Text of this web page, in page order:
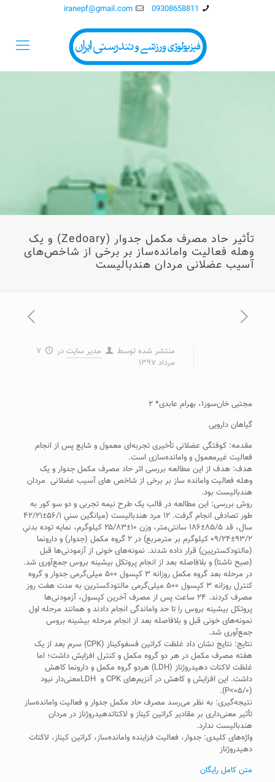
09308658811
iranepf@gmail.com
تأثیر حاد مصرف مکمل جدوار (Zedoary) و یک
وهله فعالیت وامانده‌ساز بر برخی از شاخص‌های
آسیب عضلانی مردان هندبالیست
منتشر شده توسط مدیر سایت در
۷
مرداد ۱۳۹۷
مجتبی خان‌سوز۱، بهرام عابدی* ۲
گیاهان دارویی
مقدمه: کوفتگی عضلانی تأخیری تجربه‌ای معمول و شایع پس از انجام
فعالیت غیرمعمول و وامانده‌سازی است.
هدف: هدف از این مطالعه بررسی اثر حاد مصرف مکمل جدوار و یک
وهله فعالیت وامانده ساز بر برخی از شاخص های آسیب عضلانی مردان
هندبالیست بود.
روش بررسی: این مطالعه در قالب یک طرح نیمه تجربی و دو سو کور به
طور تصادفی انجام گرفت. ۱۲ مرد هندبالیست (میانگین سنیِ ۵۶/۱±۴۲/۲۱
سال، قد ۸۵/۵±۱۸۶ سانتی‌متر، وزن ۱۰±۲۵/۸۳ کیلوگرم، نمایه توده بدنیِ
۹۳/۲±۰۹/۲۴ کیلوگرم بر مترمربع) در ۲ گروه مکمل (جدوار) و دارونما
(مالتودکستریین) قرار داده شدند. نمونه‌های خونی از آزمودنی‌ها قبل
(صبح ناشتا) و بلافاصله بعد از انجام پروتکل بیشینه بروس جمع‌آوری شد.
در مرحله بعد گروه مکمل روزانه ۳ کپسول ۵۰۰ میلی‌گرمی جدوار و گروه
کنترل روزانه ۳ کپسول ۵۰۰ میلی‌گرمی مالتودکسترین به مدت هفت روز
مصرف کردند. ۲۴ ساعت پس از مصرف آخرین کپسول، آزمودنی‌ها
پروتکل بیشینه بروس را تا حد واماندگی انجام دادند و همانند مرحله اول
نمونه‌های خونی قبل و بلافاصله بعد از انجام مرحله بیشینه بروس
جمع‌آوری شد.
نتایج: نتایج نشان داد غلظت کراتین فسفوکیناز (CPK) سرم بعد از یک
هفته مصرف مکمل در هر دو گروه مکمل و کنترل افزایش داشت؛ اما
غلظت لاکتات دهیدروژناز (LDH) هردو گروه مکمل و دارونما کاهش
داشت. این افزایش و کاهش در آنزیم‌های CPK و LDHمعنی‌دار نبود
(۰۵/۰>P).
نتیجه‌گیری: به نظر می‌رسد مصرف حاد مکمل جدوار و فعالیت وامانده‌ساز
تأثیر معنی‌داری بر مقادیر کراتین کیناز و لاکتات­دهیدروژناز در مردان
هندبالیست ندارد.
واژه‌های کلیدی: جدوار، فعالیت فزاینده وامانده‌ساز، کراتین کیناز، لاکتات
دهیدروژناز
متن کامل رایگان